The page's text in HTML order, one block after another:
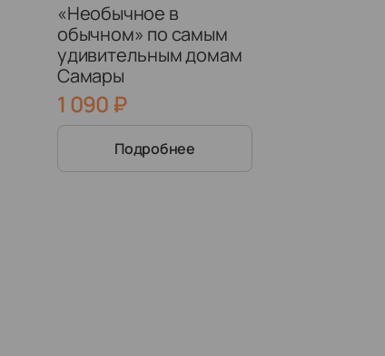
«Необычное в
обычном» по самым
удивительным домам
Самары
1 090₽
Подробнее